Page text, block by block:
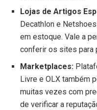
Lojas de Artigos
Decathlon e
em estoque. Vale a
conferir os sites para
Marketplaces:
Livre e OLX também
muitas vezes com
de verificar a